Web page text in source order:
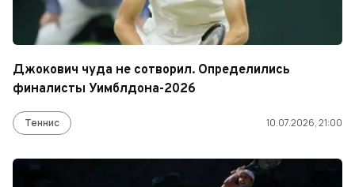
Джокович чуда не сотворил. Определились
финалисты Уимблдона-2026
Теннис 10.07.2026, 21:00